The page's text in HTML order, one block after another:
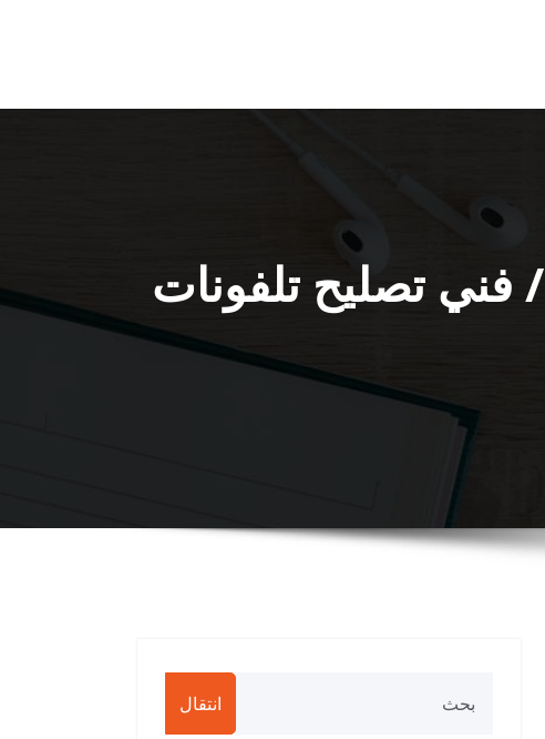
تصليح تلفونات بالبيت الظهر / 56585547 / فني تصليح تلفونات
انتقال